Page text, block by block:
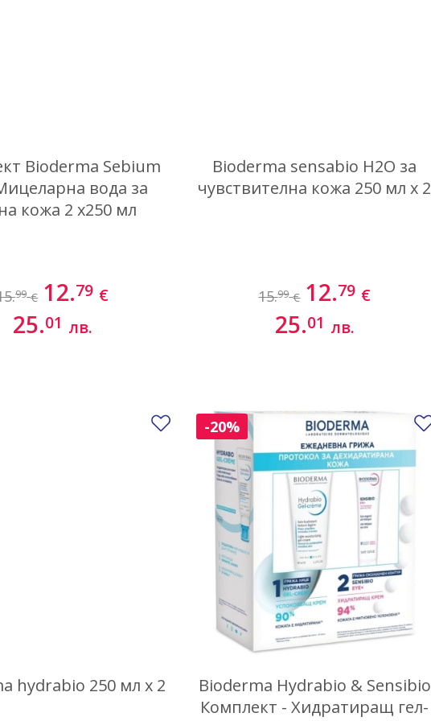
Bioderma Sebium
вода за
кожа 2 х250 мл
99 € 12.79 €
25.01 лв.
Bioderma sensabio H2O за
чувствителна кожа 250 мл x 2
15.99 €12.79 €
25.01 лв.
hydrabio 250 мл x 2
Добави в любими
Bioderma Hydrabio & Sensibio
Комплект - Хидратиращ гел-
-20%